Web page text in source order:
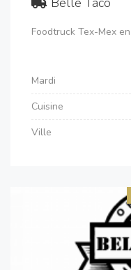
Foodtruck Tex-Mex
Mardi
Cuisine
Ville